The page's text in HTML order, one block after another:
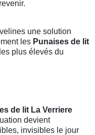
une solution
les Punaises de lit
plus élevés du
de lit La Verriere
devient
invisibles le jour